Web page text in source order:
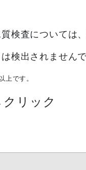
検査については
検出されませんで
上です。
クリック